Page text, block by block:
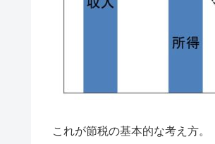
これが節税の基本的な考え方。